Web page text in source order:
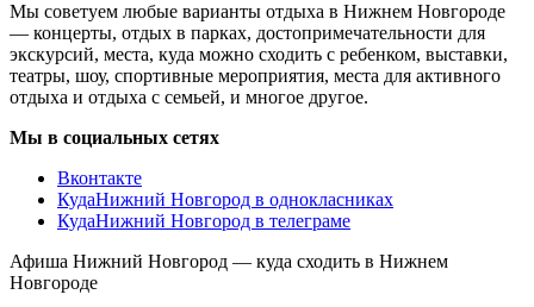
Мы советуем любые варианты отдыха в Нижнем Новгороде
— концерты, отдых в парках, достопримечательности для
экскурсий, места, куда можно сходить с ребенком, выставки,
театры, шоу, спортивные мероприятия, места для активного
отдыха и отдыха с семьей, и многое другое.
Мы в социальных сетях
Вконтакте
КудаНижний Новгород в однокласниках
КудаНижний Новгород в телеграме
Афиша Нижний Новгород — куда сходить в Нижнем
Новгороде